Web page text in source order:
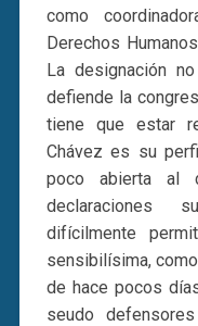
como
Derechos
La designación
defiende la
tiene que estar
Chávez es su
poco abierta al
declaraciones
difícilmente
sensibilísima,
de hace pocos
seudo